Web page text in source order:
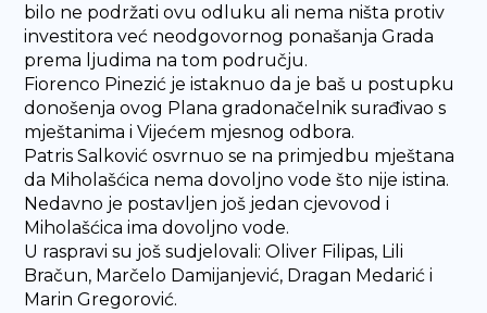
bilo ne podržati ovu odluku ali nema ništa protiv
investitora već neodgovornog ponašanja Grada
prema ljudima na tom području.
Fiorenco Pinezić je istaknuo da je baš u postupku
donošenja ovog Plana gradonačelnik surađivao s
mještanima i Vijećem mjesnog odbora.
Patris Salković osvrnuo se na primjedbu mještana
da Miholašćica nema dovoljno vode što nije istina.
Nedavno je postavljen još jedan cjevovod i
Miholašćica ima dovoljno vode.
U raspravi su još sudjelovali: Oliver Filipas, Lili
Bračun, Marčelo Damijanjević, Dragan Medarić i
Marin Gregorović.